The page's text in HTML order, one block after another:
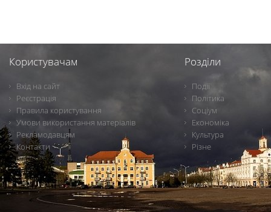
Користувачам
Вхід на сайт
Реєстрація
Правила користування
Умови використання матеріалів
Рекламодавцям
Контакти
Розділи
Події
Політика
Соціум
Економіка
Культура
Різне